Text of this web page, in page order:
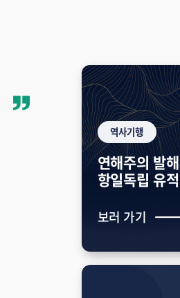
역사기행
연해주의 발
항일독립 유
보러 가기